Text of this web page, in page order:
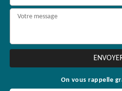
On vous rappelle